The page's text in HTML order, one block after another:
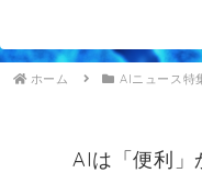
ホーム AIニュース特
AIは「便利」